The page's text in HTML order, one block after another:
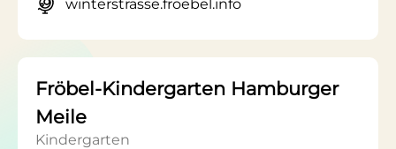
winterstrasse.froebel.info
Fröbel-Kindergarten Hamburger
Meile
Kindergarten